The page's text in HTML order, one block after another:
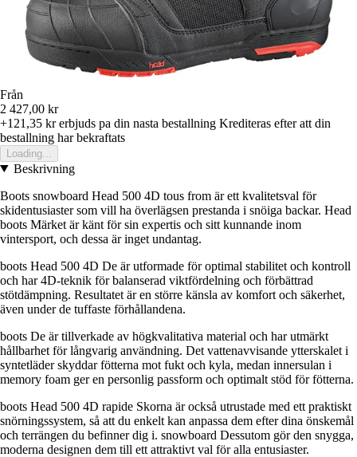
Från
2 427,00 kr
+121,35 krerbjuds pa din nasta bestallning Krediteras efter att din
bestallning har bekraftats
Loading...
Beskrivning
Boots snowboard Head 500 4D tous from är ett kvalitetsval för
skidentusiaster som vill ha överlägsen prestanda i snöiga backar. Head
boots Märket är känt för sin expertis och sitt kunnande inom
vintersport, och dessa är inget undantag.
boots Head 500 4D De är utformade för optimal stabilitet och kontroll
och har 4D-teknik för balanserad viktfördelning och förbättrad
stötdämpning. Resultatet är en större känsla av komfort och säkerhet,
även under de tuffaste förhållandena.
boots De är tillverkade av högkvalitativa material och har utmärkt
hållbarhet för långvarig användning. Det vattenavvisande ytterskalet i
syntetläder skyddar fötterna mot fukt och kyla, medan innersulan i
memory foam ger en personlig passform och optimalt stöd för fötterna.
boots Head 500 4D rapide Skorna är också utrustade med ett praktiskt
snörningssystem, så att du enkelt kan anpassa dem efter dina önskemål
och terrängen du befinner dig i. snowboard Dessutom gör den snygga,
moderna designen dem till ett attraktivt val för alla entusiaster.